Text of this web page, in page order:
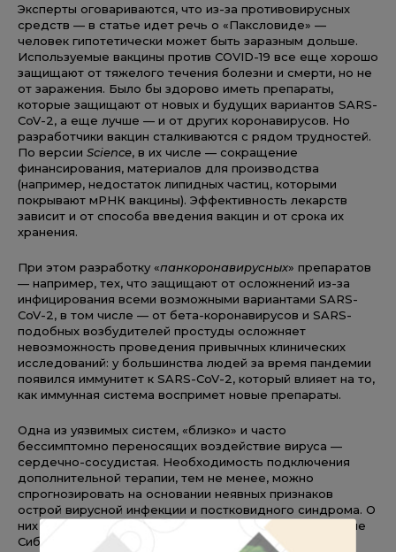
Эксперты оговариваются, что из-за противовирусных
средств — в статье идет речь о «Паксловиде» —
человек гипотетически может быть заразным дольше.
Используемые вакцины против COVID-19 все еще хорошо
защищают от тяжелого течения болезни и смерти, но не
от заражения. Было бы здорово иметь препараты,
которые защищают от новых и будущих вариантов SARS-
CoV-2, а еще лучше — и от других коронавирусов. Но
разработчики вакцин сталкиваются с рядом трудностей.
По версии Science, в их числе — сокращение
финансирования, материалов для производства
(например, недостаток липидных частиц, которыми
покрывают мРНК вакцины). Эффективность лекарств
зависит и от способа введения вакцин и от срока их
хранения.
При этом разработку «панкоронавирусных» препаратов
— например, тех, что защищают от осложнений из-за
инфицирования всеми возможными вариантами SARS-
CoV-2, в том числе — от бета-коронавирусов и SARS-
подобных возбудителей простуды осложняет
невозможность проведения привычных клинических
исследований: у большинства людей за время пандемии
появился иммунитет к SARS-CoV-2, который влияет на то,
как иммунная система воспримет новые препараты.
Одна из уязвимых систем, «близко» и часто
бессимптомно переносящих воздействие вируса —
сердечно-сосудистая. Необходимость подключения
дополнительной терапии, тем не менее, можно
спрогнозировать на основании неявных признаков
острой вирусной инфекции и постковидного синдрома. О
них расскажут ведущие терапевты, кардиологи, ученые
Сибирского и Уральского округов
8 сентября